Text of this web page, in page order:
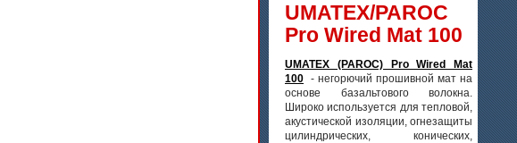
UMATEX/PAROC
Pro Wired Mat 100
UMATEX (PAROC) Pro Wired Mat
100 - негорючий прошивной мат на
основе базальтового волокна.
Широко используется для тепловой,
акустической изоляции, огнезащиты
цилиндрических, конических,